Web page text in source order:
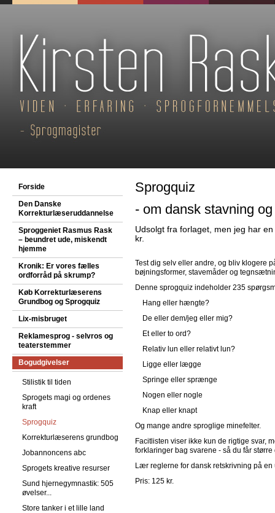
Forside
Den Danske
Korrekturlæseruddannelse
Sproggeniet Rasmus Rask
– beundret ude, miskendt
hjemme
Kronik: Er vores fælles
ordforråd på skrump?
Køb Korrekturlæserens
Grundbog og Sprogquiz
Lix-misbruget
Reklamesprog - selvros og
teaterstemmer
Bogudgivelser
Stilistik til tiden
Sprogets magi og ordenes
kraft
Sprogquiz
Korrekturlæserens grundbog
Jobannoncens abc
Sprogets kreative resurser
Sund hjernegymnastik: 505
øvelser...
Store tanker i et lille land
Sprogquiz
- om dansk stavning
Udsolgt fra forlaget, men jeg har
kr.
Test dig selv eller andre, og bliv klogere
bøjningsformer, stavemåder og
Denne sprogquiz indeholder 235
Hang eller hængte?
De eller dem/jeg eller mig?
Et eller to ord?
Relativ lun eller relativt lun?
Ligge eller lægge
Springe eller sprænge
Nogen eller nogle
Knap eller knapt
Og mange andre sproglige minefelter.
Facitlisten viser ikke kun de rigtige svar,
forklaringer bag svarene - så du får
Lær reglerne for dansk retskrivning på
Pris: 125 kr.